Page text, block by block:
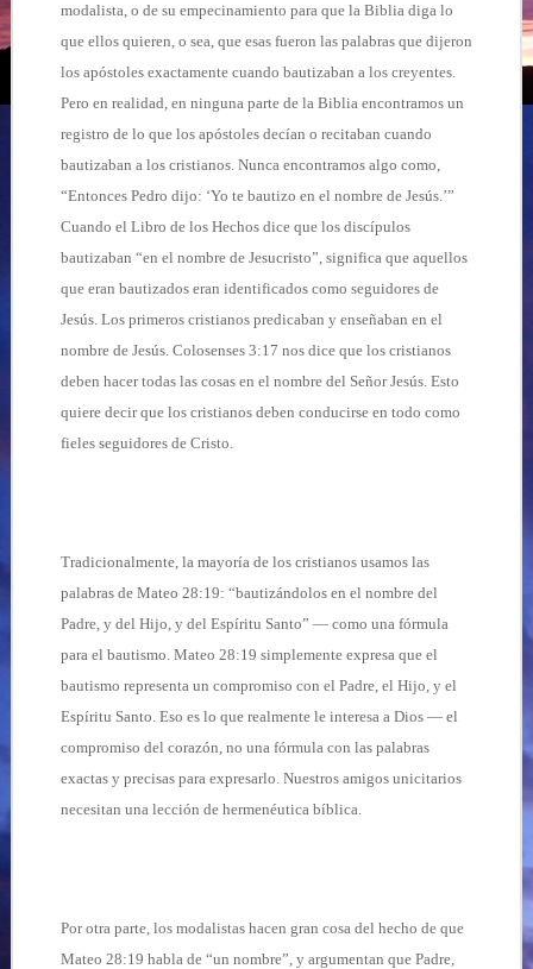
modalista, o de su empecinamiento para que la Biblia diga lo
que ellos quieren, o sea, que esas fueron las palabras que dijeron
los apóstoles exactamente cuando bautizaban a los creyentes.
Pero en realidad, en ninguna parte de la Biblia encontramos un
registro de lo que los apóstoles decían o recitaban cuando
bautizaban a los cristianos. Nunca encontramos algo como,
“Entonces Pedro dijo: ‘Yo te bautizo en el nombre de Jesús.’”
Cuando el Libro de los Hechos dice que los discípulos
bautizaban “en el nombre de Jesucristo”, significa que aquellos
que eran bautizados eran identificados como seguidores de
Jesús. Los primeros cristianos predicaban y enseñaban en el
nombre de Jesús. Colosenses 3:17 nos dice que los cristianos
deben hacer todas las cosas en el nombre del Señor Jesús. Esto
quiere decir que los cristianos deben conducirse en todo como
fieles seguidores de Cristo.
Tradicionalmente, la mayoría de los cristianos usamos las
palabras de Mateo 28:19: “bautizándolos en el nombre del
Padre, y del Hijo, y del Espíritu Santo” — como una fórmula
para el bautismo. Mateo 28:19 simplemente expresa que el
bautismo representa un compromiso con el Padre, el Hijo, y el
Espíritu Santo. Eso es lo que realmente le interesa a Dios — el
compromiso del corazón, no una fórmula con las palabras
exactas y precisas para expresarlo. Nuestros amigos unicitarios
necesitan una lección de hermenéutica bíblica.
Por otra parte, los modalistas hacen gran cosa del hecho de que
Mateo 28:19 habla de “un nombre”, y argumentan que Padre,